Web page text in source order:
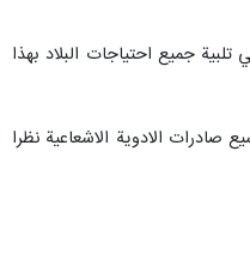
جميع احتياجات البلاد بهذا
صادرات الادوية الاشعاعية نظرا